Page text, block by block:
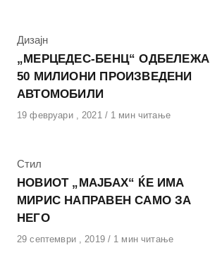
КАтегорија
Дизајн
„МЕРЦЕДЕС-БЕНЦ“ ОДБЕЛЕЖА
50 МИЛИОНИ ПРОИЗВЕДЕНИ
АВТОМОБИЛИ
Објавено
19 февруари , 2021 1 мин читање
КАтегорија
Стил
НОВИОТ „МАЈБАХ“ ЌЕ ИМА
МИРИС НАПРАВЕН САМО ЗА
НЕГО
Објавено
29 септември , 2019 1 мин читање